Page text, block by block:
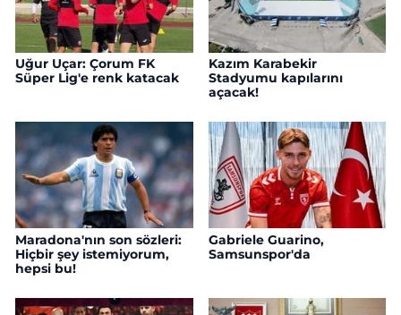
Uğur Uçar: Çorum FK
Süper Lig'e renk katacak
Kazım Karabekir
Stadyumu kapılarını
açacak!
Maradona'nın son sözleri:
Hiçbir şey istemiyorum,
hepsi bu!
Gabriele Guarino,
Samsunspor'da